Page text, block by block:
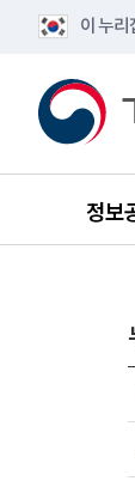
이 누
정보